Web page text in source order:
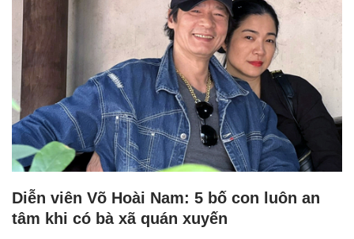
Diễn viên Võ Hoài Nam: 5 bố con luôn an
tâm khi có bà xã quán xuyến